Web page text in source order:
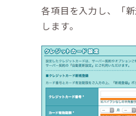
各項目を入力し、「
します。